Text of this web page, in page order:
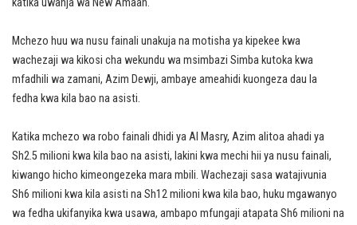
katika uwanja wa New Amaan.
Mchezo huu wa nusu fainali unakuja na motisha ya kipekee kwa
wachezaji wa kikosi cha wekundu wa msimbazi Simba kutoka kwa
mfadhili wa zamani, Azim Dewji, ambaye ameahidi kuongeza dau la
fedha kwa kila bao na asisti.
Katika mchezo wa robo fainali dhidi ya Al Masry, Azim alitoa ahadi ya
Sh2.5 milioni kwa kila bao na asisti, lakini kwa mechi hii ya nusu fainali,
kiwango hicho kimeongezeka mara mbili. Wachezaji sasa watajivunia
Sh6 milioni kwa kila asisti na Sh12 milioni kwa kila bao, huku mgawanyo
wa fedha ukifanyika kwa usawa, ambapo mfungaji atapata Sh6 milioni na